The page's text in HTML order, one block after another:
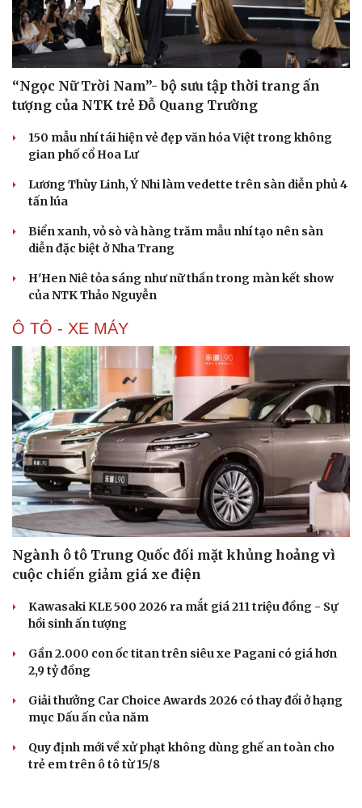
Du lịch
Tư vấn
Podcast
“Ngọc Nữ Trời Nam”- bộ sưu tập thời trang ấn
tượng của NTK trẻ Đỗ Quang Trường
150 mẫu nhí tái hiện vẻ đẹp văn hóa Việt trong không
gian phố cổ Hoa Lư
Lương Thùy Linh, Ý Nhi làm vedette trên sàn diễn phủ 4
tấn lúa
Biển xanh, vỏ sò và hàng trăm mẫu nhí tạo nên sàn
diễn đặc biệt ở Nha Trang
H'Hen Niê tỏa sáng như nữ thần trong màn kết show
của NTK Thảo Nguyễn
Ô TÔ - XE MÁY
Ngành ô tô Trung Quốc đối mặt khủng hoảng vì
cuộc chiến giảm giá xe điện
Kawasaki KLE 500 2026 ra mắt giá 211 triệu đồng - Sự
hồi sinh ấn tượng
Gần 2.000 con ốc titan trên siêu xe Pagani có giá hơn
2,9 tỷ đồng
Giải thưởng Car Choice Awards 2026 có thay đổi ở hạng
mục Dấu ấn của năm
Quy định mới về xử phạt không dùng ghế an toàn cho
trẻ em trên ô tô từ 15/8